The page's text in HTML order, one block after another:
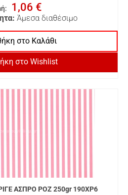
: 1,06 €
Άμεσα διαθέσιμο
στο Καλάθι
στο Wishlist
ΑΣΠΡΟ ΡΟΖ 250gr 190XP6